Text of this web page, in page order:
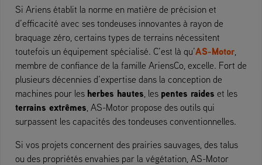
Si Ariens établit la norme en matière de précision et
d’efficacité avec ses tondeuses innovantes à rayon de
braquage zéro, certains types de terrains nécessitent
toutefois un équipement spécialisé. C’est là qu’AS-Motor
membre de confiance de la famille AriensCo, excelle. Fort de
plusieurs décennies d’expertise dans la conception de
machines pour les herbes hautes , les pentes raides et les
terrains extrêmes , AS-Motor propose des outils qui
surpassent les capacités des tondeuses conventionnelles.
Si vos projets concernent des prairies sauvages, des talus
ou des propriétés envahies par la végétation, AS-Motor